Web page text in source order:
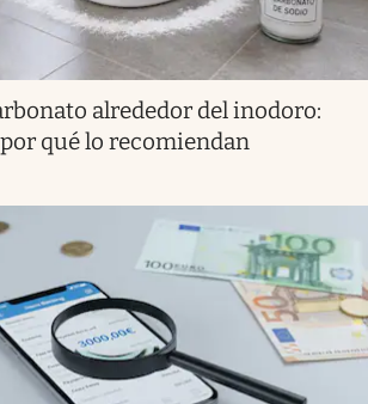
alrededor del inodoro:
qué lo recomiendan